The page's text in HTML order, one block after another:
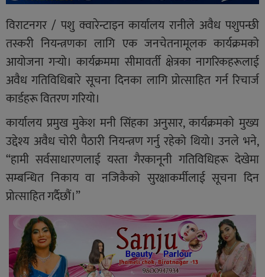
विराटनगर / पशु क्वारेन्टाइन कार्यालय रानीले अवैध पशुपन्छी
तस्करी नियन्त्रणका लागि एक जनचेतनामूलक कार्यक्रमको
आयोजना गर्‍यो। कार्यक्रममा सीमावर्ती क्षेत्रका नागरिकहरूलाई
अवैध गतिविधिबारे सूचना दिनका लागि प्रोत्साहित गर्न रिचार्ज
कार्डहरू वितरण गरियो।
कार्यालय प्रमुख मुकेश मनी सिंहका अनुसार, कार्यक्रमको मुख्य
उद्देश्य अवैध चोरी पैठारी नियन्त्रण गर्नु रहेको थियो। उनले भने,
“हामी सर्वसाधारणलाई यस्ता गैरकानूनी गतिविधिहरू देखेमा
सम्बन्धित निकाय वा नजिकैको सुरक्षाकर्मीलाई सूचना दिन
प्रोत्साहित गर्दैछौं।”